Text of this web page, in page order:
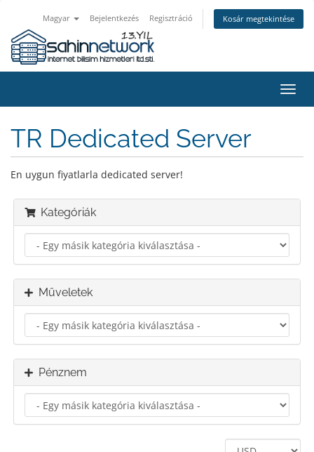
Magyar Bejelentkezés Regisztráció Kosár megtekintése
a
TR Dedicated Server
En uygun fiyatlarla dedicated server!
Kategóriák
Műveletek
Pénznem